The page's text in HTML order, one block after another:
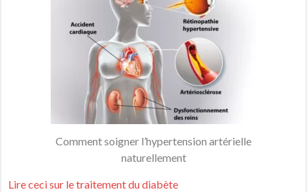
Comment soigner l’hypertension artérielle
naturellement
Lire ceci sur le traitement du diabète